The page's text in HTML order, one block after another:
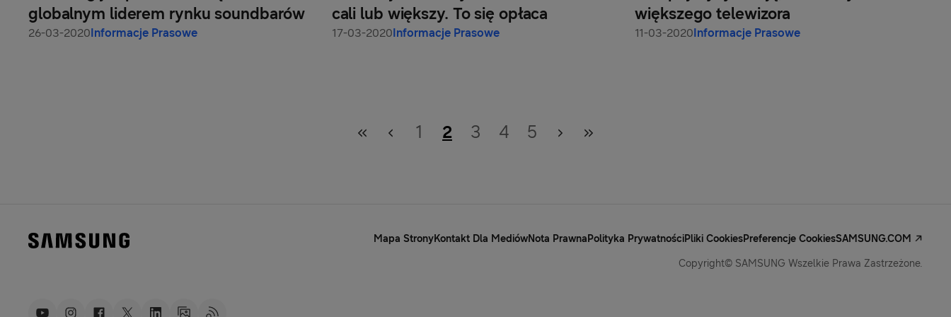
globalnym liderem rynku soundbarów
26-03-2020Informacje Prasowe
cali lub większy. To się opłaca
17-03-2020Informacje Prasowe
większego telewizora
11-03-2020Informacje Prasowe
1 2 3 4 5
Mapa StronyKontakt Dla MediówNota Prawna Polityka PrywatnościPliki CookiesPreferencje CookiesSAMSUNG.COM
Copyright© SAMSUNG Wszelkie Prawa Zastrzeżone.